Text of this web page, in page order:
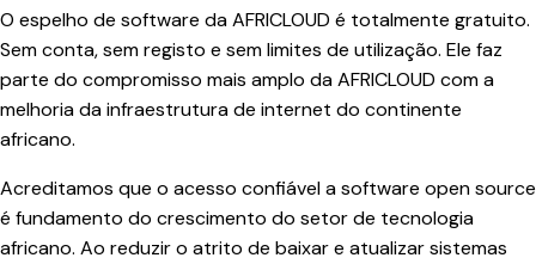
O espelho de software da AFRICLOUD é totalmente gratuito.
Sem conta, sem registo e sem limites de utilização. Ele faz
parte do compromisso mais amplo da AFRICLOUD com a
melhoria da infraestrutura de internet do continente
africano.
Acreditamos que o acesso confiável a software open source
é fundamento do crescimento do setor de tecnologia
africano. Ao reduzir o atrito de baixar e atualizar sistemas